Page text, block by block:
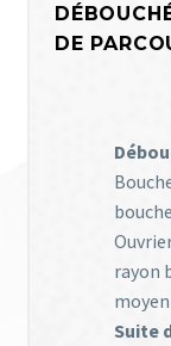
DE
rayon
Suite